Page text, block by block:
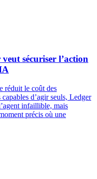
sécuriser l’action
réduit le coût des
d’agir seuls, Ledger
infaillible, mais
précis où une